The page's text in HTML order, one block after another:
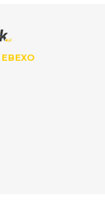
EBEXO